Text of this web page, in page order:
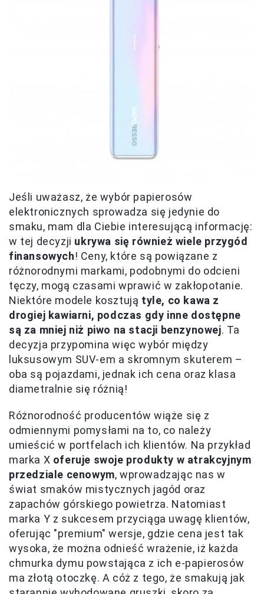
Jeśli uważasz, że wybór papierosów
elektronicznych sprowadza się jedynie do
smaku, mam dla Ciebie interesującą informację:
w tej decyzji ukrywa się również wiele przygód
finansowych! Ceny, które są powiązane z
różnorodnymi markami, podobnymi do odcieni
tęczy, mogą czasami wprawić w zakłopotanie.
Niektóre modele kosztują tyle, co kawa z
drogiej kawiarni, podczas gdy inne dostępne
są za mniej niż piwo na stacji benzynowej. Ta
decyzja przypomina więc wybór między
luksusowym SUV-em a skromnym skuterem –
oba są pojazdami, jednak ich cena oraz klasa
diametralnie się różnią!
Różnorodność producentów wiąże się z
odmiennymi pomysłami na to, co należy
umieścić w portfelach ich klientów. Na przykład
marka X oferuje swoje produkty w atrakcyjnym
przedziale cenowym, wprowadzając nas w
świat smaków mistycznych jagód oraz
zapachów górskiego powietrza. Natomiast
marka Y z sukcesem przyciąga uwagę klientów,
oferując "premium" wersje, gdzie cena jest tak
wysoka, że można odnieść wrażenie, iż każda
chmurka dymu powstająca z ich e-papierosów
ma złotą otoczkę. A cóż z tego, że smakują jak